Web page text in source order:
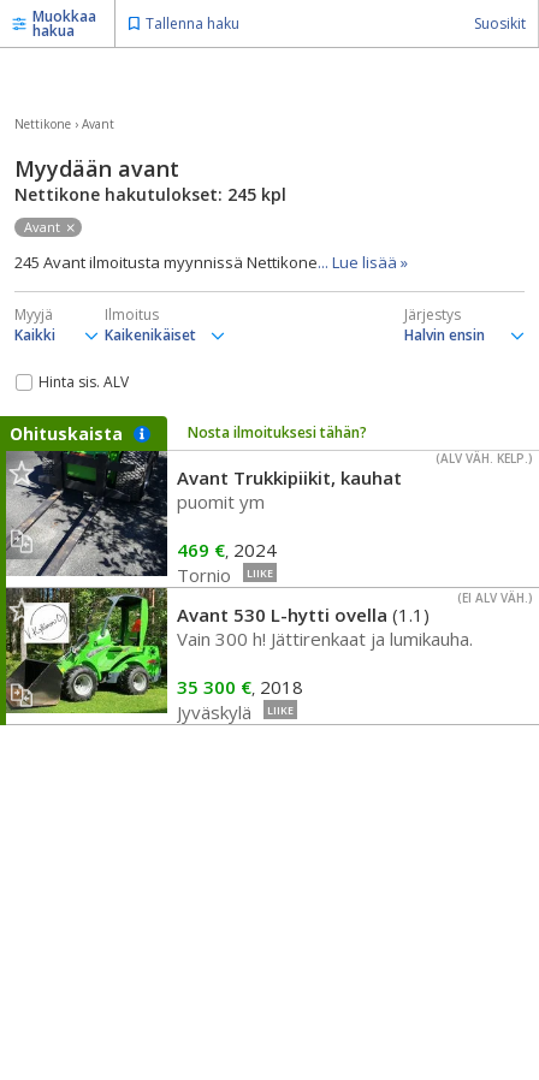
Muokkaa
hakua Tallenna haku Suosikit
Nettikone › Avant
Myydään avant
Nettikone hakutulokset: 245 kpl
Avant
245 Avant ilmoitusta myynnissä Nettikone... Lue lisää »
Myyjä Ilmoitus Järjestys
Hinta sis. ALV
Ohituskaista Nosta ilmoituksesi tähän?
(ALV VÄH. KELP.)
Avant Trukkipiikit, kauhat
puomit ym
469 €, 2024
Tornio
LIIKE
(EI ALV VÄH.)
Avant 530 L-hytti ovella (1.1)
Vain 300 h! Jättirenkaat ja lumikauha.
35 300 €, 2018
Jyväskylä
LIIKE